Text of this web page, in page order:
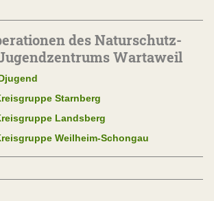
des Naturschutz-
Wartaweil
Starnberg
Landsberg
Weilheim-Schongau